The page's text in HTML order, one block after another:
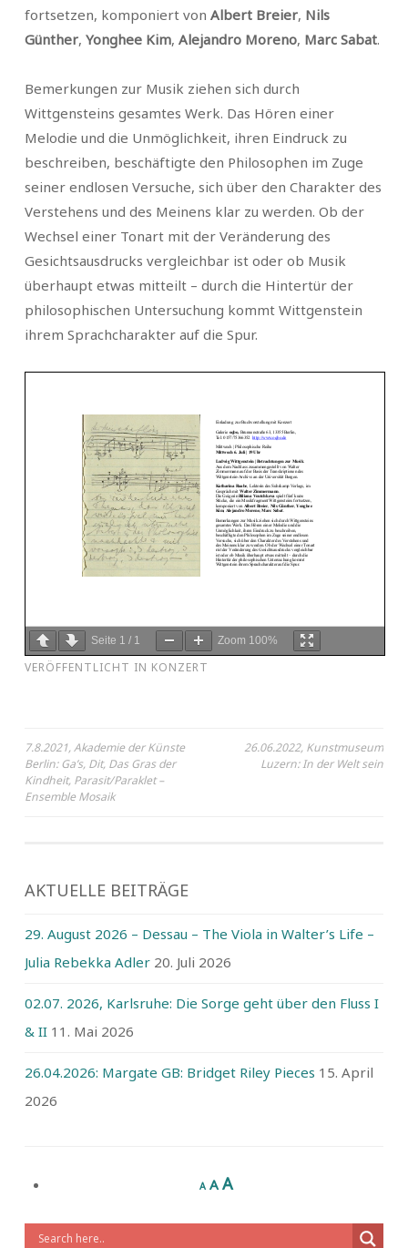
fortsetzen, komponiert von Albert Breier, Nils
Günther, Yonghee Kim, Alejandro Moreno, Marc Sabat.
Bemerkungen zur Musik ziehen sich durch
Wittgensteins gesamtes Werk. Das Hören einer
Melodie und die Unmöglichkeit, ihren Eindruck zu
beschreiben, beschäftigte den Philosophen im Zuge
seiner endlosen Versuche, sich über den Charakter des
Verstehens und des Meinens klar zu werden. Ob der
Wechsel einer Tonart mit der Veränderung des
Gesichtsausdrucks vergleichbar ist oder ob Musik
überhaupt etwas mitteilt – durch die Hintertür der
philosophischen Untersuchung kommt Wittgenstein
ihrem Sprachcharakter auf die Spur.
Seite 1 / 1 Zoom 100%
VERÖFFENTLICHT IN KONZERT
Beitragsnavigation
7.8.2021, Akademie der Künste
Berlin: Ga’s, Dit, Das Gras der
Kindheit, Parasit/Paraklet –
Ensemble Mosaik
26.06.2022, Kunstmuseum
Luzern: In der Welt sein
AKTUELLE BEITRÄGE
29. August 2026 – Dessau – The Viola in Walter’s Life –
Julia Rebekka Adler 20. Juli 2026
02.07. 2026, Karlsruhe: Die Sorge geht über den Fluss I
& II 11. Mai 2026
26.04.2026: Margate GB: Bridget Riley Pieces 15. April
2026
A A A